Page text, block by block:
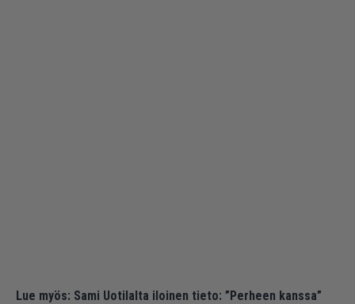
Lue myös: Sami Uotilalta iloinen tieto: ”Perheen kanssa”